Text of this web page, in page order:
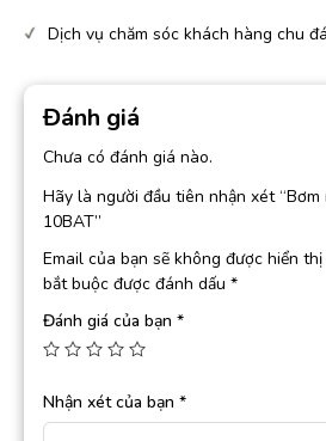
Dịch vụ chăm sóc khách hàng chu
Đánh giá
Chưa có đánh giá nào.
Hãy là người đầu tiên nhận xét “Bơm
10BAT”
Email của bạn sẽ không được hiển
bắt buộc được đánh dấu *
Đánh giá của bạn *
Nhận xét của bạn *